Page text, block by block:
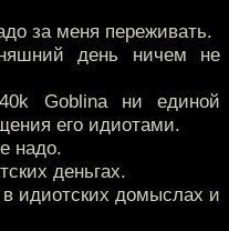
за меня переживать.
день ничем не
Goblina ни единой
его идиотами.
надо.
деньгах.
идиотских домыслах и